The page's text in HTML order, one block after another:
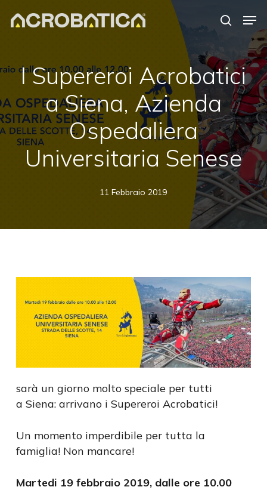
search
I Supereroi Acrobatici
a Siena, Azienda
Ospedaliera
Universitaria Senese
11 Febbraio 2019
sarà un giorno molto speciale per tutti
a Siena: arrivano i Supereroi Acrobatici!
Un momento imperdibile per tutta la
famiglia! Non mancare!
Martedi 19 febbraio 2019, dalle ore 10.00
Close
Menu